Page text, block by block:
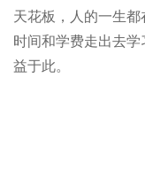
天花板，人的一生
时间和学费走出去
益于此。